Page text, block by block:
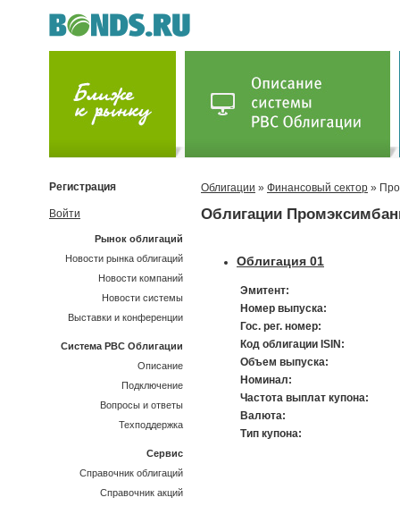
Облигации » Финансовый сектор »
Облигации
Облигация 01
Эмитент:
Номер выпуска:
Гос. рег. номер:
Код облигации ISIN:
Объем выпуска:
Номинал:
Частота выплат купона:
Валюта:
Тип купона:
Регистрация
Войти
Рынок облигаций
Новости рынка облигаций
Новости компаний
Новости системы
Выставки и конференции
Система РВС Облигации
Описание
Подключение
Вопросы и ответы
Техподдержка
Сервис
Справочник облигаций
Справочник акций